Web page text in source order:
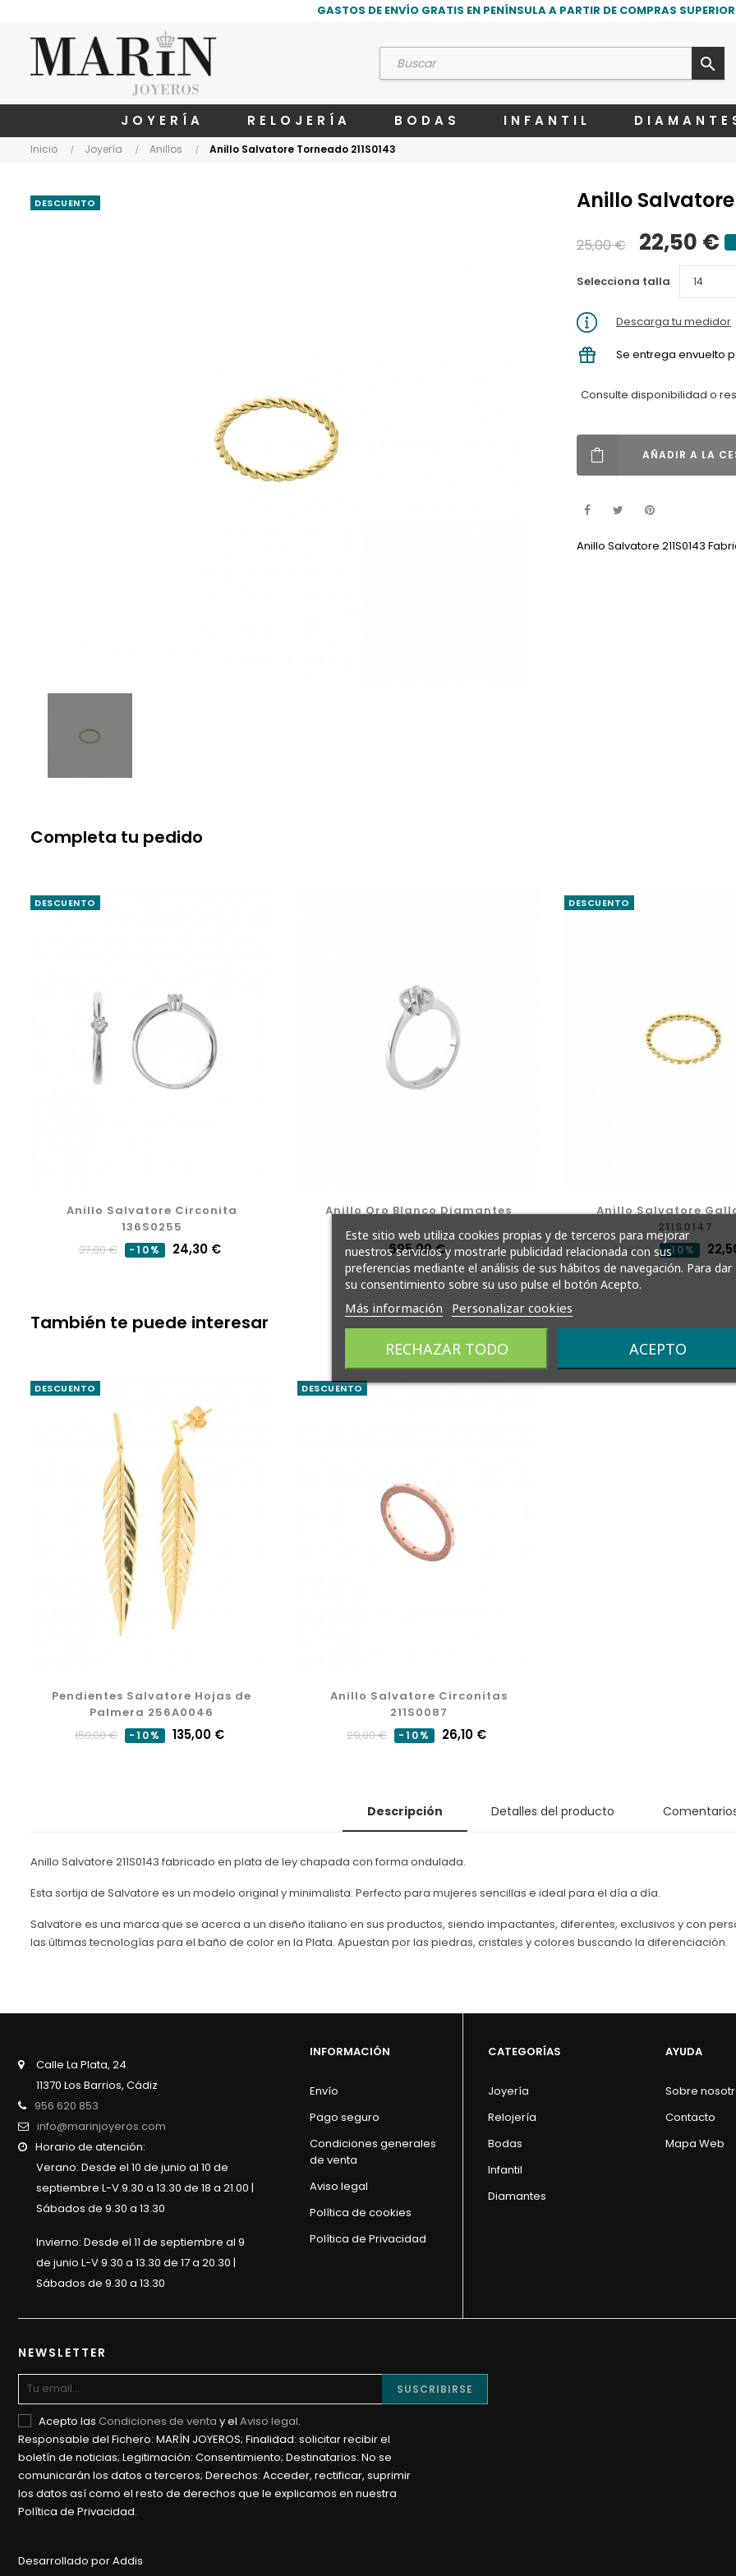
GASTOS DE ENVÍO GRATIS EN PENÍNSULA A PARTIR DE COMPRAS
search
JOYERÍA RELOJERÍA BODAS INFANTIL
Inicio Joyería Anillos Anillo Salvatore Torneado 211S0143
DESCUENTO Anillo Salvatore
25,00 € 22,50 €
Selecciona talla
Descarga tu medidor
Se entrega envuelto
Consulte disponibilidad o
AÑADIR A LA
Anillo Salvatore 211S0143
Completa tu pedido
DESCUENTO
Anillo Salvatore Circonita
136S0255
Precio
27,00 € -10% Precio
24,30 €
Anillo Oro Blanco Diamantes
Precio
695,00 €
DESCUENTO
Anillo Salvatore
211S0147
Precio
normal
25,00 € -10%
También te puede interesar
DESCUENTO
Pendientes Salvatore Hojas de
Palmera 256A0046
Precio
150,00 € -10% Precio
135,00 €
DESCUENTO
Anillo Salvatore Circonitas
211S0087
Precio
29,00 € -10% Precio
26,10 €
Descripción Detalles del producto
Anillo Salvatore 211S0143 fabricado en plata de ley chapada con forma ondulada.
Esta sortija de Salvatore es un modelo original y minimalista. Perfecto para mujeres sencillas e ideal para el día a día.
Salvatore es una marca que se acerca a un diseño italiano en sus productos, siendo impactantes, diferentes, exclusivos y con
las últimas tecnologías para el baño de color en la Plata. Apuestan por las piedras, cristales y colores buscando la diferenciación.
Calle La Plata, 24
11370 Los Barrios, Cádiz
956 620 853
info@marinjoyeros.com
Horario de atención:
Verano: Desde el 10 de junio al 10 de
septiembre L-V 9.30 a 13.30 de 18 a 21.00 |
Sábados de 9.30 a 13.30
Invierno: Desde el 11 de septiembre al 9
de junio L-V 9.30 a 13.30 de 17 a 20.30 |
Sábados de 9.30 a 13.30
INFORMACIÓN
Envío
Pago seguro
Condiciones generales
de venta
Aviso legal
Política de cookies
Política de Privacidad
CATEGORÍAS
Joyería
Relojería
Bodas
Infantil
Diamantes
AYUDA
Sobre
Contacto
Mapa Web
NEWSLETTER
SUSCRIBIRSE
Acepto las Condiciones de venta y el Aviso legal.
Responsable del Fichero: MARÍN JOYEROS; Finalidad: solicitar recibir el
boletín de noticias; Legitimación: Consentimiento; Destinatarios: No se
comunicarán los datos a terceros; Derechos: Acceder, rectificar, suprimir
los datos así como el resto de derechos que le explicamos en nuestra
Política de Privacidad.
Este sitio web utiliza cookies propias y de terceros para mejorar
nuestros servicios y mostrarle publicidad relacionada con sus
preferencias mediante el análisis de sus hábitos de navegación. Para dar
su consentimiento sobre su uso pulse el botón Acepto.
Más información Personalizar cookies
RECHAZAR TODO ACEPTO
Desarrollado por Addis